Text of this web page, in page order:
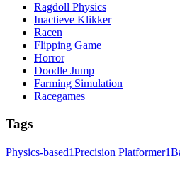
Ragdoll Physics
Inactieve Klikker
Racen
Flipping Game
Horror
Doodle Jump
Farming Simulation
Racegames
Tags
Physics-based1Precision Platformer1